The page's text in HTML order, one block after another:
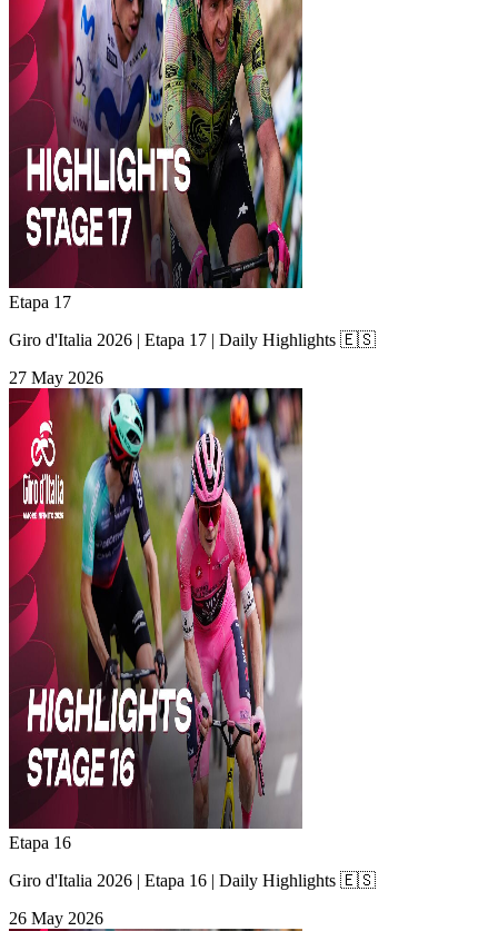
Etapa 17
Giro d'Italia 2026 | Etapa 17 | Daily Highlights 🇪🇸
27 May 2026
Etapa 16
Giro d'Italia 2026 | Etapa 16 | Daily Highlights 🇪🇸
26 May 2026